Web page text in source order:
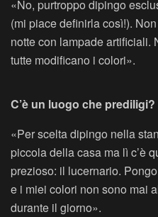
«No, purtroppo dipingo
(mi piace definirla così!).
notte con lampade artificiali.
tutte modificano i colori».
C’è un luogo che prediligi?
«Per scelta dipingo nella
piccola della casa ma lì c’è
prezioso: il lucernario.
e i miei colori non sono mai
durante il giorno».